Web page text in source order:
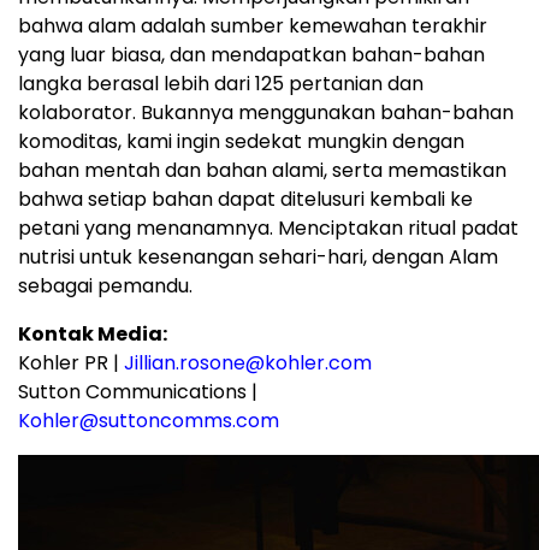
bahwa alam adalah sumber kemewahan terakhir
yang luar biasa, dan mendapatkan bahan-bahan
langka berasal lebih dari 125 pertanian dan
kolaborator. Bukannya menggunakan bahan-bahan
komoditas, kami ingin sedekat mungkin dengan
bahan mentah dan bahan alami, serta memastikan
bahwa setiap bahan dapat ditelusuri kembali ke
petani yang menanamnya. Menciptakan ritual padat
nutrisi untuk kesenangan sehari-hari, dengan Alam
sebagai pemandu.
Kontak Media:
Kohler PR | Jillian.rosone@kohler.com
Sutton Communications |
Kohler@suttoncomms.com